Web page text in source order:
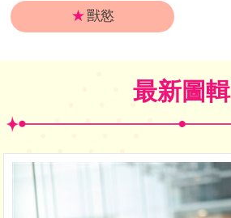
★獸慾
最新圖輯